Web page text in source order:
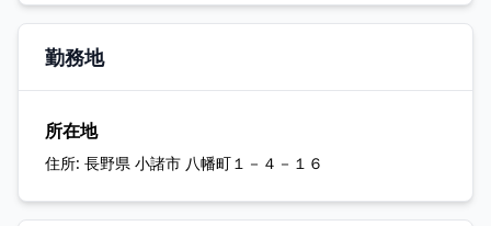
勤務地
所在地
住所: 長野県 小諸市 八幡町１－４－１６